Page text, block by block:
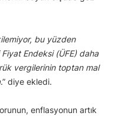
bu yüzden
Endeksi (ÜFE) daha
vergilerinin toptan mal
.” diye ekledi.
enflasyonun artık